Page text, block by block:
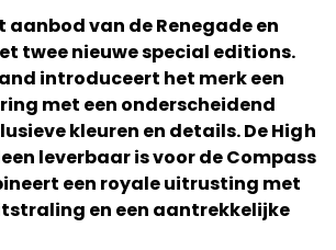
aanbod van de Renegade en
twee nieuwe special editions.
introduceert het merk een
met een onderscheidend
kleuren en details. De High
leverbaar is voor de Compass
een royale uitrusting met
en een aantrekkelijke